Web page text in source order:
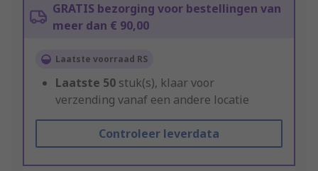
GRATIS bezorging voor bestellingen van
meer dan € 90,00
Laatste voorraad RS
Laatste 50 stuk(s), klaar voor
verzending vanaf een andere locatie
Controleer leverdata